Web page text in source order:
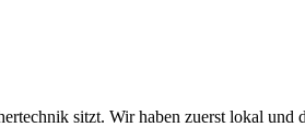
sitzt. Wir haben zuerst lokal